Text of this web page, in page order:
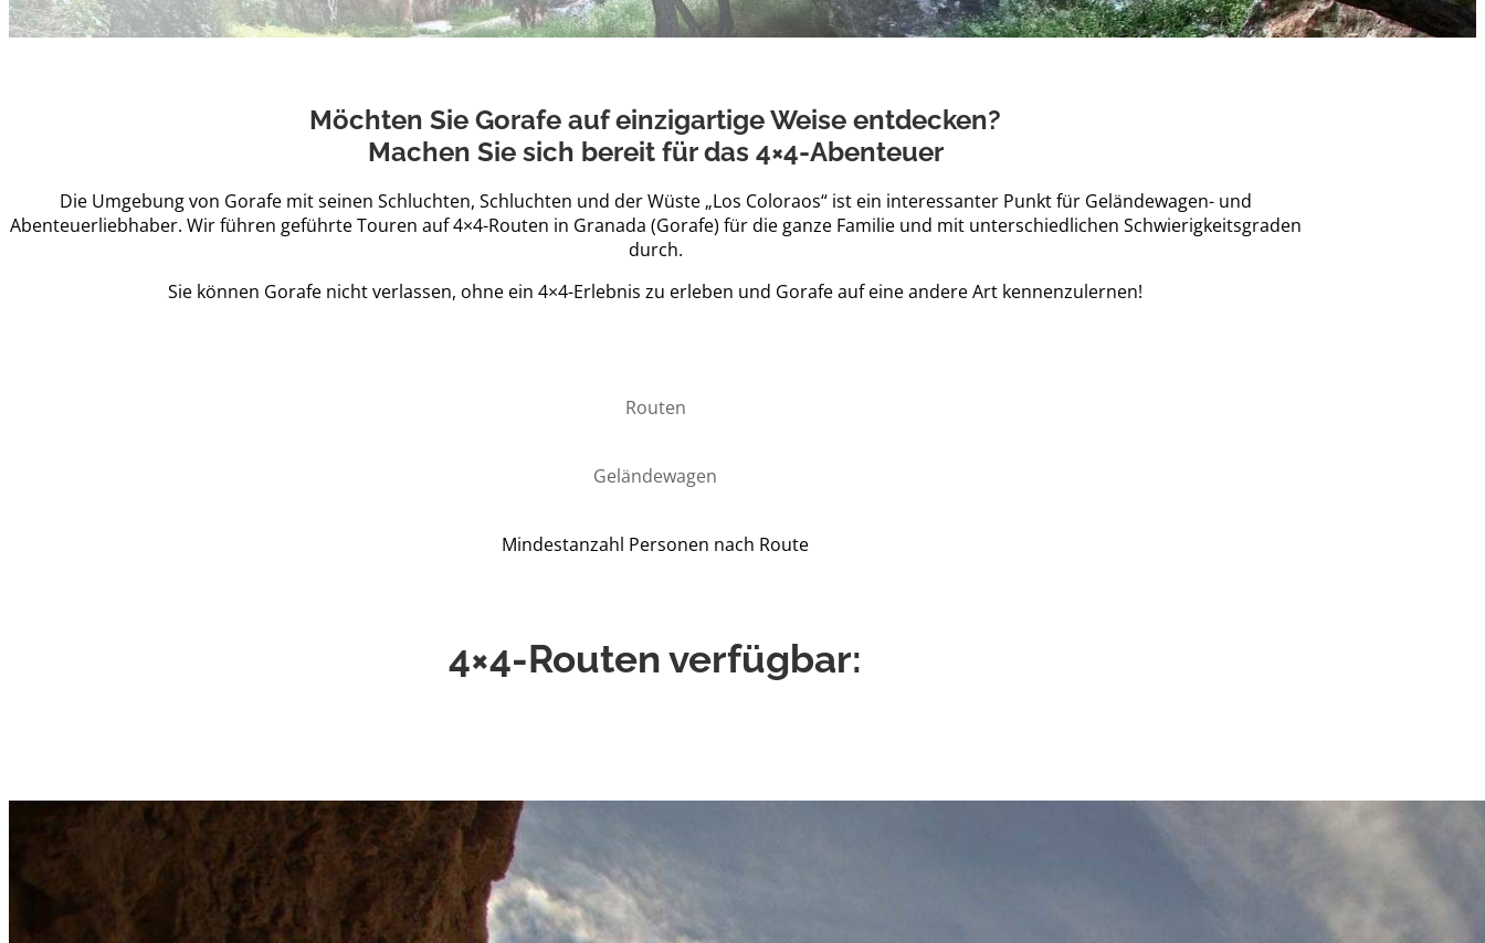
Möchten Sie Gorafe auf einzigartige Weise entdecken?
Machen Sie sich bereit für das 4×4-Abenteuer
Die Umgebung von Gorafe mit seinen Schluchten, Schluchten und der Wüste „Los Coloraos“ ist ein interessanter Punkt für Geländewagen- und
Abenteuerliebhaber. Wir führen geführte Touren auf 4×4-Routen in Granada (Gorafe) für die ganze Familie und mit unterschiedlichen Schwierigkeitsgraden
durch.
Sie können Gorafe nicht verlassen, ohne ein 4×4-Erlebnis zu erleben und Gorafe auf eine andere Art kennenzulernen!
Routen
Geländewagen
Mindestanzahl Personen nach Route
4×4-Routen verfügbar: